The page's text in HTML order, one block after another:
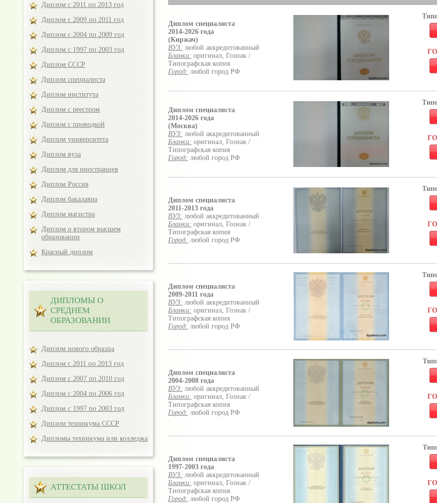
Диплом специалиста
2014-2026 года
(Киржач)
ВУЗ: любой аккредитованный
Бланки: оригинал, Гознак /
Типографская копия
Город: любой город РФ
Диплом специалиста
2014-2026 года
(Москва)
ВУЗ: любой аккредитованный
Бланки: оригинал, Гознак /
Типографская копия
Город: любой город РФ
Диплом специалиста
2011-2013 года
ВУЗ: любой аккредитованный
Бланки: оригинал, Гознак /
Типографская копия
Город: любой город РФ
Диплом специалиста
2009-2011 года
ВУЗ: любой аккредитованный
Бланки: оригинал, Гознак /
Типографская копия
Город: любой город РФ
Диплом специалиста
2004-2008 года
ВУЗ: любой аккредитованный
Бланки: оригинал, Гознак /
Типографская копия
Город: любой город РФ
Диплом специалиста
1997-2003 года
ВУЗ: любой аккредитованный
Бланки: оригинал, Гознак /
Типографская копия
Город: любой город РФ
Диплом с 2011 по 2013 год
Диплом с 2009 по 2011 год
Диплом с 2004 по 2009 год
Диплом с 1997 по 2003 год
Диплом СССР
Диплом специалиста
Диплом института
Диплом с реестром
Диплом с проводкой
Диплом университета
Диплом вуза
Диплом для иностранцев
Диплом Россия
Диплом бакалавра
Диплом магистра
Диплом о втором высшем
образовании
Красный диплом
ДИПЛОМЫ О
СРЕДНЕМ
ОБРАЗОВАНИИ
Диплом нового образца
Диплом с 2011 по 2013 год
Диплом с 2007 по 2010 год
Диплом с 2004 по 2006 год
Диплом с 1997 по 2003 год
Диплом техникума СССР
Дипломы техникума или колледжа
АТТЕСТАТЫ ШКОЛ